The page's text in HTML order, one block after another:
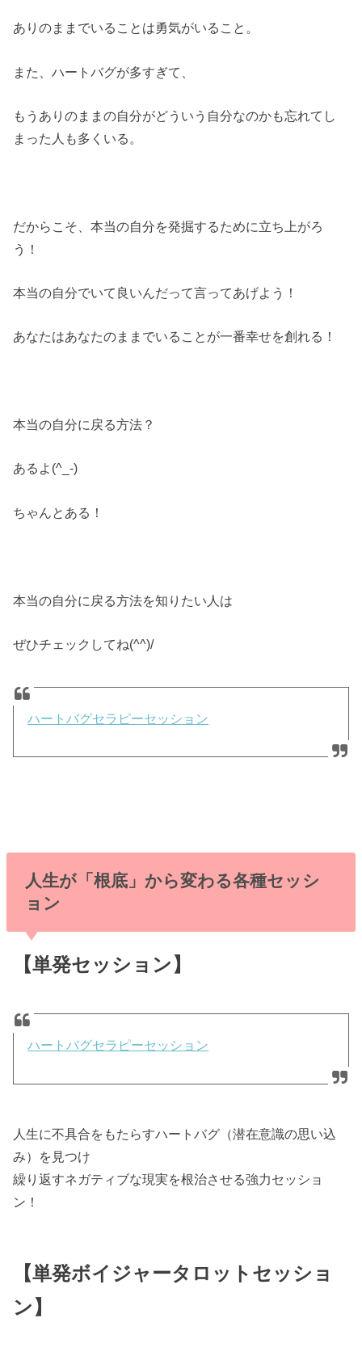
ありのままでいることは勇気がいること。
また、ハートバグが多すぎて、
もうありのままの自分がどういう自分なのかも忘れてし
まった人も多くいる。
だからこそ、本当の自分を発掘するために立ち上がろ
う！
本当の自分でいて良いんだって言ってあげよう！
あなたはあなたのままでいることが一番幸せを創れる！
本当の自分に戻る方法？
あるよ(^_-)
ちゃんとある！
本当の自分に戻る方法を知りたい人は
ぜひチェックしてね(^^)/
ハートバグセラピーセッション
人生が「根底」から変わる各種セッシ
ョン
【単発セッション】
ハートバグセラピーセッション
人生に不具合をもたらすハートバグ（潜在意識の思い込
み）を見つけ
繰り返すネガティブな現実を根治させる強力セッショ
ン！
【単発ボイジャータロットセッショ
ン】